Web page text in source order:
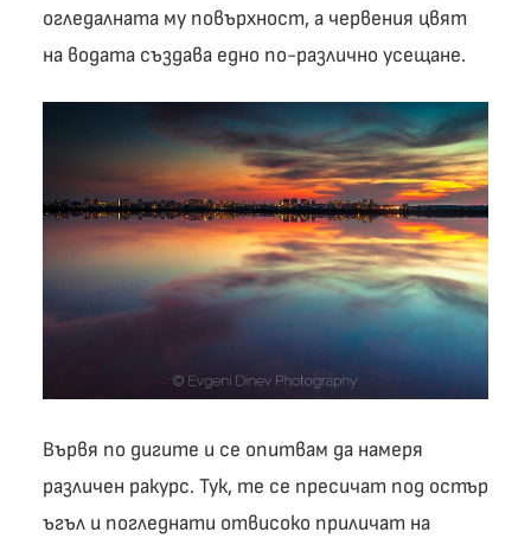
огледалната му повърхност, а червения цвят
на водата създава едно по-различно усещане.
Вървя по дигите и се опитвам да намеря
различен ракурс. Тук, те се пресичат под остър
ъгъл и погледнати отвисоко приличат на